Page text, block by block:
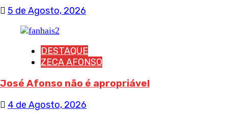
5 de Agosto, 2026
DESTAQUE
ZECA AFONSO
José Afonso não é apropriável
4 de Agosto, 2026